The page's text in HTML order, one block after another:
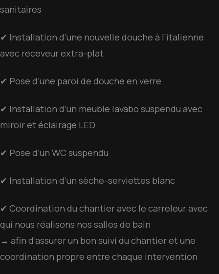
sanitaires
✔ Installation d’une nouvelle douche à l’italienne
avec receveur extra-plat
✔ Pose d’une paroi de douche en verre
✔ Installation d’un meuble lavabo suspendu avec
miroir et éclairage LED
✔ Pose d’un WC suspendu
✔ Installation d’un sèche-serviettes blanc
✔ Coordination du chantier avec le carreleur avec
qui nous réalisons nos salles de bain
→ afin d’assurer un bon suivi du chantier et une
coordination propre entre chaque intervention